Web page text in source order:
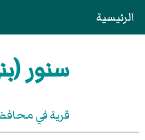
الرئيسية
سنور
قرية في